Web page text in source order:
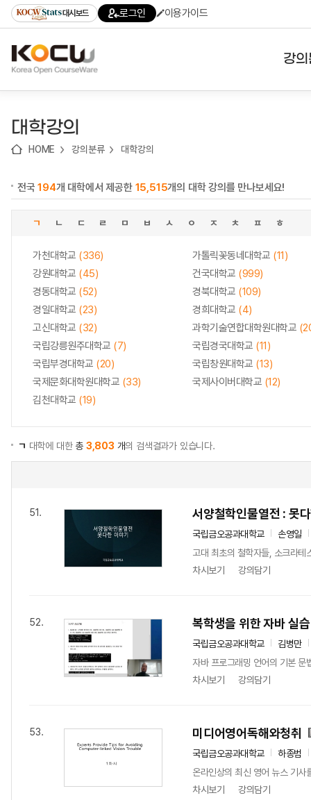
기
기
기
content)
가
대시보드 로그인 이용가이드
강
대학강의
HOME 강의분류 대학강의
전국194개 대학에서 제공한 15,515개의 대학 강의를 만나보세요!
ㄱ ㄴ ㄷ ㄹ ㅁ ㅂ ㅅ ㅇ ㅈ ㅊ ㅍ ㅎ
가천대학교 (336) 가톨릭꽃동네대학교 (11)
강원대학교 (45) 건국대학교 (999)
경동대학교 (52) 경북대학교 (109)
경일대학교 (23) 경희대학교 (4)
고신대학교 (32) 과학기술연합대학원대학교
국립강릉원주대학교 (7) 국립경국대학교 (11)
국립부경대학교 (20) 국립창원대학교 (13)
국제문화대학원대학교 (33) 국제사이버대학교 (12)
김천대학교 (19)
ㄱ 대학에 대한총 3,803 개의 검색결과가 있습니다.
51. 서양철학인물열전 : 못
국립금오공과대학교
손영일
고대 최초의 철학자들, 소크라
차시보기
강의담기
52. 복학생을 위한 자바 실습
국립금오공과대학교
김병만
자바 프로그래밍 언어의 기본 문
차시보기
강의담기
53. 미디어영어독해와청취
국립금오공과대학교
하종범
온라인상의 최신 영어 뉴스 기사
차시보기
강의담기